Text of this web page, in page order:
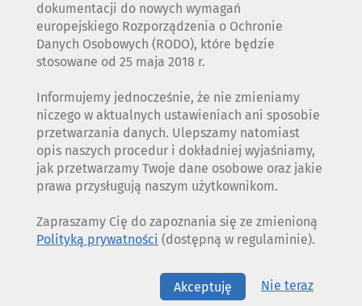
dokumentacji do nowych wymagań
europejskiego Rozporządzenia o Ochronie
Danych Osobowych (RODO), które będzie
stosowane od 25 maja 2018 r.
Informujemy jednocześnie, że nie zmieniamy
niczego w aktualnych ustawieniach ani sposobie
przetwarzania danych. Ulepszamy natomiast
opis naszych procedur i dokładniej wyjaśniamy,
jak przetwarzamy Twoje dane osobowe oraz jakie
prawa przysługują naszym użytkownikom.
Zapraszamy Cię do zapoznania się ze zmienioną
Polityką prywatności (dostępną w regulaminie).
Akceptuję Nie teraz